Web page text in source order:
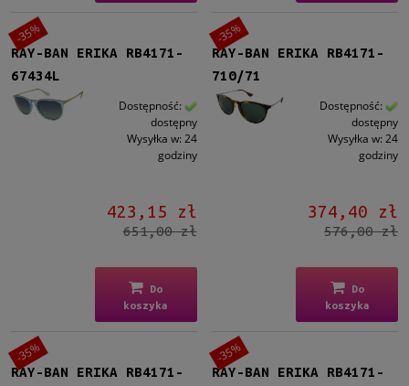
RAY-BAN ERIKA RB4171-
67434L
Dostępność:
dostępny
Wysyłka w: 24
godziny
423,15 zł
651,00 zł
Do
koszyka
-35%
RAY-BAN ERIKA RB4171-
710/71
Dostępność:
dostępny
Wysyłka w: 24
godziny
374,40 zł
576,00 zł
Do
koszyka
-35%
RAY-BAN ERIKA RB4171-
-35%
RAY-BAN ERIKA RB4171-
-35%